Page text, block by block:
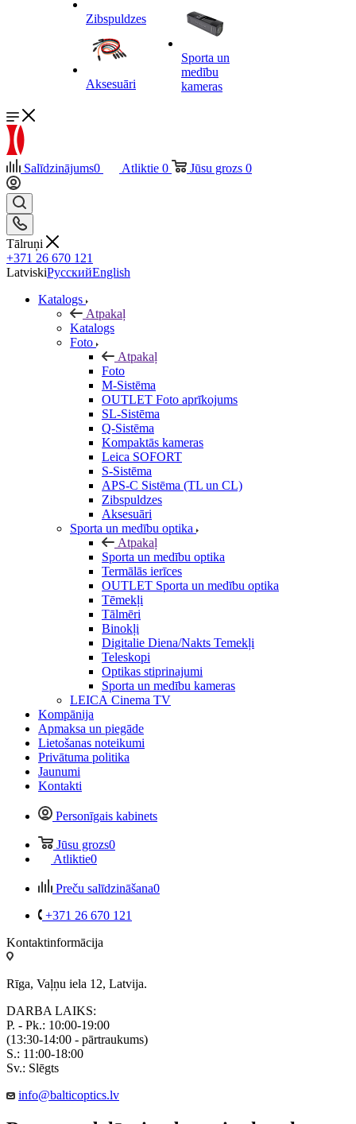
Zibspuldzes
Aksesuāri
Sporta un
medību
kameras
Salīdzinājums0 Atliktie 0 Jūsu grozs 0
Tālruņi
+371 26 670 121
LatviskiРусскийEnglish
Katalogs
Atpakaļ
Katalogs
Foto
Atpakaļ
Foto
M-Sistēma
OUTLET Foto aprīkojums
SL-Sistēma
Q-Sistēma
Kompaktās kameras
Leica SOFORT
S-Sistēma
APS-C Sistēma (TL un CL)
Zibspuldzes
Aksesuāri
Sporta un medību optika
Atpakaļ
Sporta un medību optika
Termālās ierīces
OUTLET Sporta un medību optika
Tēmekļi
Tālmēri
Binokļi
Digitalie Diena/Nakts Temekļi
Teleskopi
Optikas stiprinajumi
Sporta un medību kameras
LEICA Cinema TV
Kompānija
Apmaksa un piegāde
Lietošanas noteikumi
Privātuma politika
Jaunumi
Kontakti
Personīgais kabinets
Jūsu grozs0
Atliktie0
Preču salīdzināšana0
+371 26 670 121
Kontaktinformācija
Rīga, Vaļņu iela 12, Latvija.
DARBA LAIKS:
P. - Pk.: 10:00-19:00
(13:30-14:00 - pārtraukums)
S.: 11:00-18:00
Sv.: Slēgts
info@balticoptics.lv